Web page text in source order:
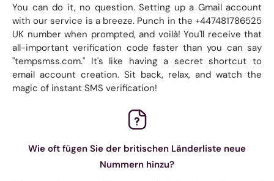
You can do it, no question. Setting up a Gmail account
with our service is a breeze. Punch in the +447481786525
UK number when prompted, and voilà! You'll receive that
all-important verification code faster than you can say
"tempsmss.com." It's like having a secret shortcut to
email account creation. Sit back, relax, and watch the
magic of instant SMS verification!
Wie oft fügen Sie der britischen Länderliste neue
Nummern hinzu?